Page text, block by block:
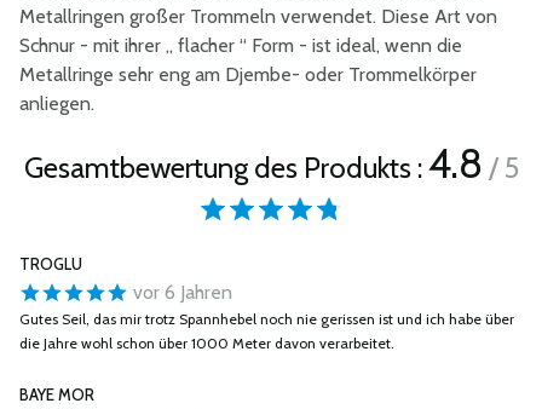
Metallringen großer Trommeln verwendet. Diese Art von
Schnur - mit ihrer „ flacher “ Form - ist ideal, wenn die
Metallringe sehr eng am Djembe- oder Trommelkörper
anliegen.
Gesamtbewertung des Produkts :4.8 / 5
TROGLU
vor 6 Jahren
Gutes Seil, das mir trotz Spannhebel noch nie gerissen ist und ich habe über
die Jahre wohl schon über 1000 Meter davon verarbeitet.
BAYE MOR